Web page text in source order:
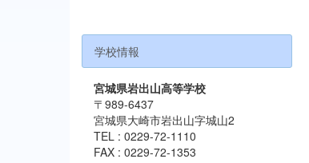
学校情報
宮城県岩出山高等学校
〒989-6437
宮城県大崎市岩出山字城山2
TEL : 0229-72-1110
FAX : 0229-72-1353